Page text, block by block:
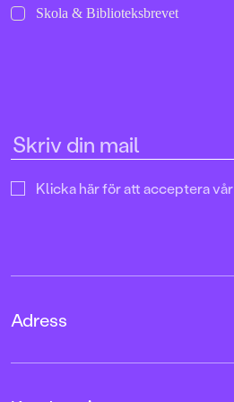
Skola & Biblioteksbrevet
Klicka här för att acceptera vår
Adress